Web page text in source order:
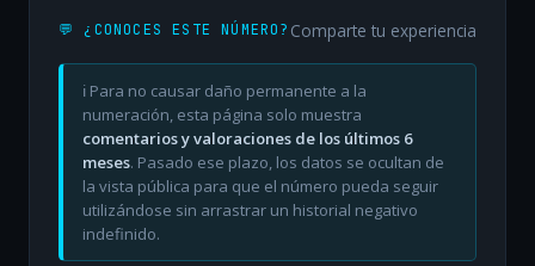
💬 ¿CONOCES ESTE NÚMERO? Comparte tu experiencia
ℹ️ Para no causar daño permanente a la
numeración, esta página solo muestra
comentarios y valoraciones de los últimos 6
meses. Pasado ese plazo, los datos se ocultan de
la vista pública para que el número pueda seguir
utilizándose sin arrastrar un historial negativo
indefinido.